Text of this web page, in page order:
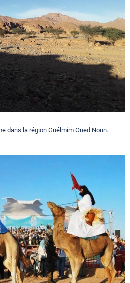
dans la région Guélmim Oued Noun.